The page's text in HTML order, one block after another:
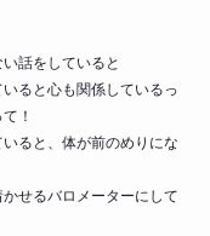
話をしていると
いると心も関係しているっ
！
いると、体が前のめりにな
せるバロメーターにして